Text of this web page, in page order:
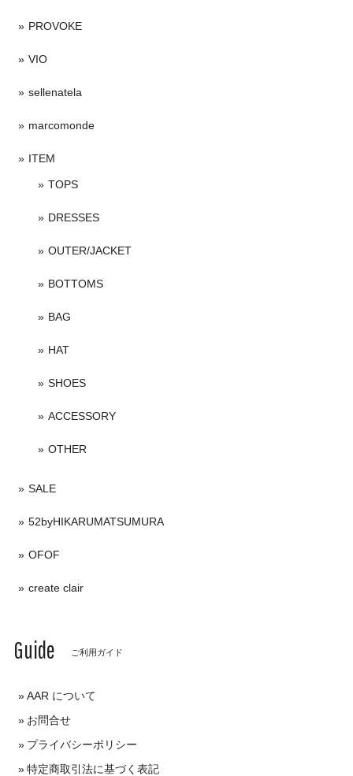
PROVOKE
VIO
sellenatela
marcomonde
ITEM
TOPS
DRESSES
OUTER/JACKET
BOTTOMS
BAG
HAT
SHOES
ACCESSORY
OTHER
SALE
52byHIKARUMATSUMURA
OFOF
create clair
Guide ご利用ガイド
AAR について
お問合せ
プライバシーポリシー
特定商取引法に基づく表記